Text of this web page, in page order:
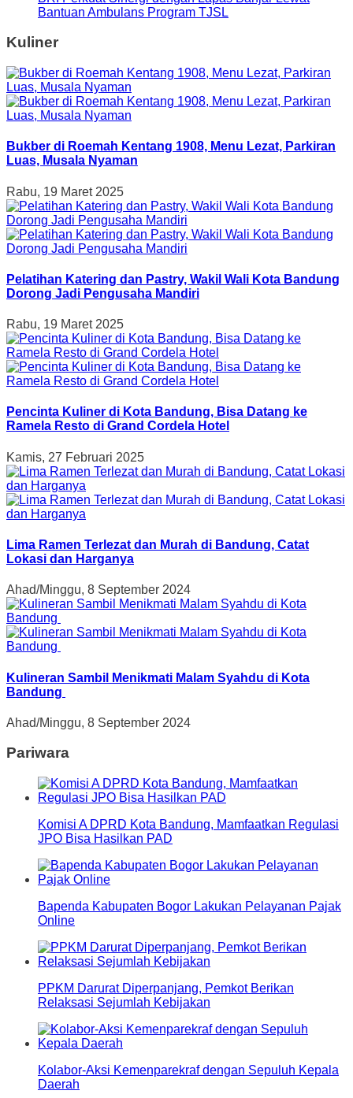
Bantuan Ambulans Program TJSL
Kuliner
Bukber di Roemah Kentang 1908, Menu Lezat, Parkiran
Luas, Musala Nyaman
Rabu, 19 Maret 2025
Pelatihan Katering dan Pastry, Wakil Wali Kota Bandung
Dorong Jadi Pengusaha Mandiri
Rabu, 19 Maret 2025
Pencinta Kuliner di Kota Bandung, Bisa Datang ke
Ramela Resto di Grand Cordela Hotel
Kamis, 27 Februari 2025
Lima Ramen Terlezat dan Murah di Bandung, Catat
Lokasi dan Harganya
Ahad/Minggu, 8 September 2024
Kulineran Sambil Menikmati Malam Syahdu di Kota
Bandung
Ahad/Minggu, 8 September 2024
Pariwara
Komisi A DPRD Kota Bandung, Mamfaatkan Regulasi
JPO Bisa Hasilkan PAD
Bapenda Kabupaten Bogor Lakukan Pelayanan Pajak
Online
PPKM Darurat Diperpanjang, Pemkot Berikan
Relaksasi Sejumlah Kebijakan
Kolabor-Aksi Kemenparekraf dengan Sepuluh Kepala
Daerah